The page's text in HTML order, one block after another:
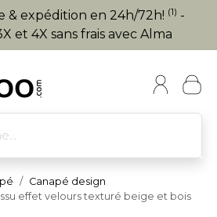
& expédition en 24h/72h! (1) -
et 4X sans frais avec Alma
Canapé design
effet velours texturé beige et bois